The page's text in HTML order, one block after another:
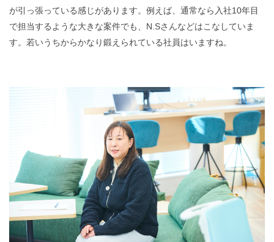
が引っ張っている感じがあります。例えば、通常なら入社10年目
で担当するような大きな案件でも、N.Sさんなどはこなしていま
す。若いうちからかなり鍛えられている社員はいますね。